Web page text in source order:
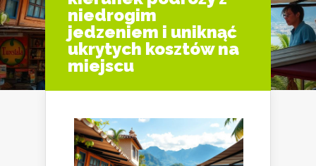
niedrogim
jedzeniem i uniknąć
ukrytych kosztów na
miejscu